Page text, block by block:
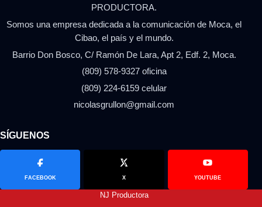
PRODUCTORA.
Somos una empresa dedicada a la comunicación de Moca, el
Cibao, el país y el mundo.
Barrio Don Bosco, C/ Ramón De Lara, Apt 2, Edf. 2, Moca.
(809) 578-9327 oficina
(809) 224-6159 celular
nicolasgrullon@gmail.com
SÍGUENOS
FACEBOOK X YOUTUBE
NJ Productora